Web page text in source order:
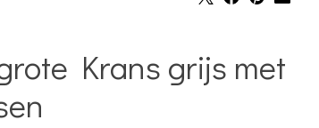
Krans grijs met